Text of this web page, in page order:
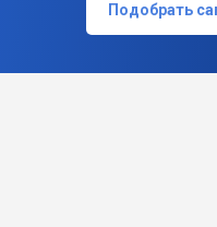
Подобрать